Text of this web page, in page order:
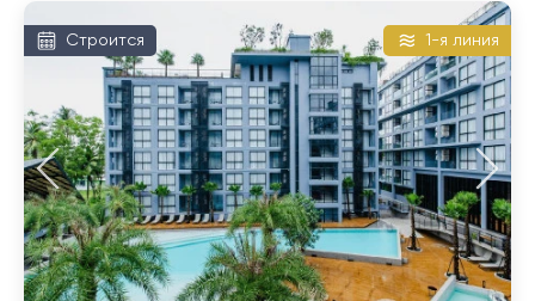
расположенная вдали от пляжа Банг Тао. Он
граничит с курортным комплексом Laguna Phuket и
многими роскошными застройками, но при этом
сохраняет очень традиционную атмосферу с
магазинами и большим рынком. Район Чернг Талай
является центром этой части Пхукета с обилием
ресторанов и магазинов, а также других
предприятий малого бизнеса.
Строится 1-я линия